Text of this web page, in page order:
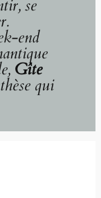
se
end
Gîte
qui